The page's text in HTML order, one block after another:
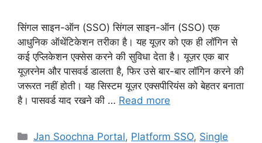
सिंगल साइन-ऑन (SSO) सिंगल साइन-ऑन (SSO) एक
आधुनिक ऑथेंटिकेशन तरीका है। यह यूज़र को एक ही लॉगिन से
कई एप्लिकेशन एक्सेस करने की सुविधा देता है। यूज़र एक बार
यूज़रनेम और पासवर्ड डालता है, फिर उसे बार-बार लॉगिन करने की
जरूरत नहीं होती। यह सिस्टम यूज़र एक्सपीरियंस को बेहतर बनाता
है। पासवर्ड याद रखने की … Read more
Categories
Jan Soochna Portal, Platform SSO, Single